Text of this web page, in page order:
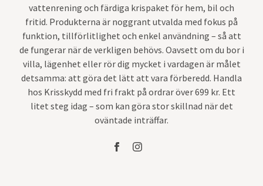
vattenrening och färdiga krispaket för hem, bil och
fritid. Produkterna är noggrant utvalda med fokus på
funktion, tillförlitlighet och enkel användning – så att
de fungerar när de verkligen behövs. Oavsett om du bor i
villa, lägenhet eller rör dig mycket i vardagen är målet
detsamma: att göra det lätt att vara förberedd. Handla
hos Krisskydd med fri frakt på ordrar över 699 kr. Ett
litet steg idag – som kan göra stor skillnad när det
oväntade inträffar.